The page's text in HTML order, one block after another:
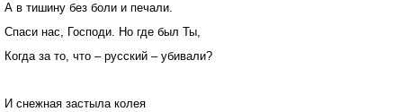
А в тишину без боли и печали.
Спаси нас, Господи. Но где был Ты,
Когда за то, что – русский – убивали?
И снежная застыла колея